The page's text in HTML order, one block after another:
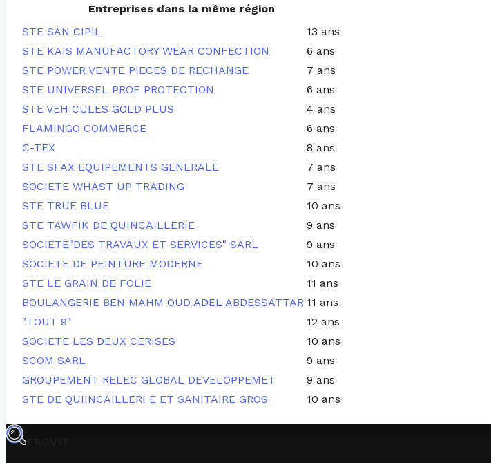
Entreprises dans la même région
STE SAN CIPIL
13 ans
STE KAIS MANUFACTORY WEAR CONFECTION
6 ans
STE POWER VENTE PIECES DE RECHANGE
7 ans
STE UNIVERSEL PROF PROTECTION
6 ans
STE VEHICULES GOLD PLUS
4 ans
FLAMINGO COMMERCE
6 ans
C-TEX
8 ans
STE SFAX EQUIPEMENTS GENERALE
7 ans
SOCIETE WHAST UP TRADING
7 ans
STE TRUE BLUE
10 ans
STE TAWFIK DE QUINCAILLERIE
9 ans
SOCIETE"DES TRAVAUX ET SERVICES" SARL
9 ans
SOCIETE DE PEINTURE MODERNE
10 ans
STE LE GRAIN DE FOLIE
11 ans
BOULANGERIE BEN MAHM OUD ADEL ABDESSATTAR 11 ans
"TOUT 9"
12 ans
SOCIETE LES DEUX CERISES
10 ans
SCOM SARL
9 ans
GROUPEMENT RELEC GLOBAL DEVELOPPEMET
9 ans
STE DE QUIINCAILLERI E ET SANITAIRE GROS
10 ans
TROVIT